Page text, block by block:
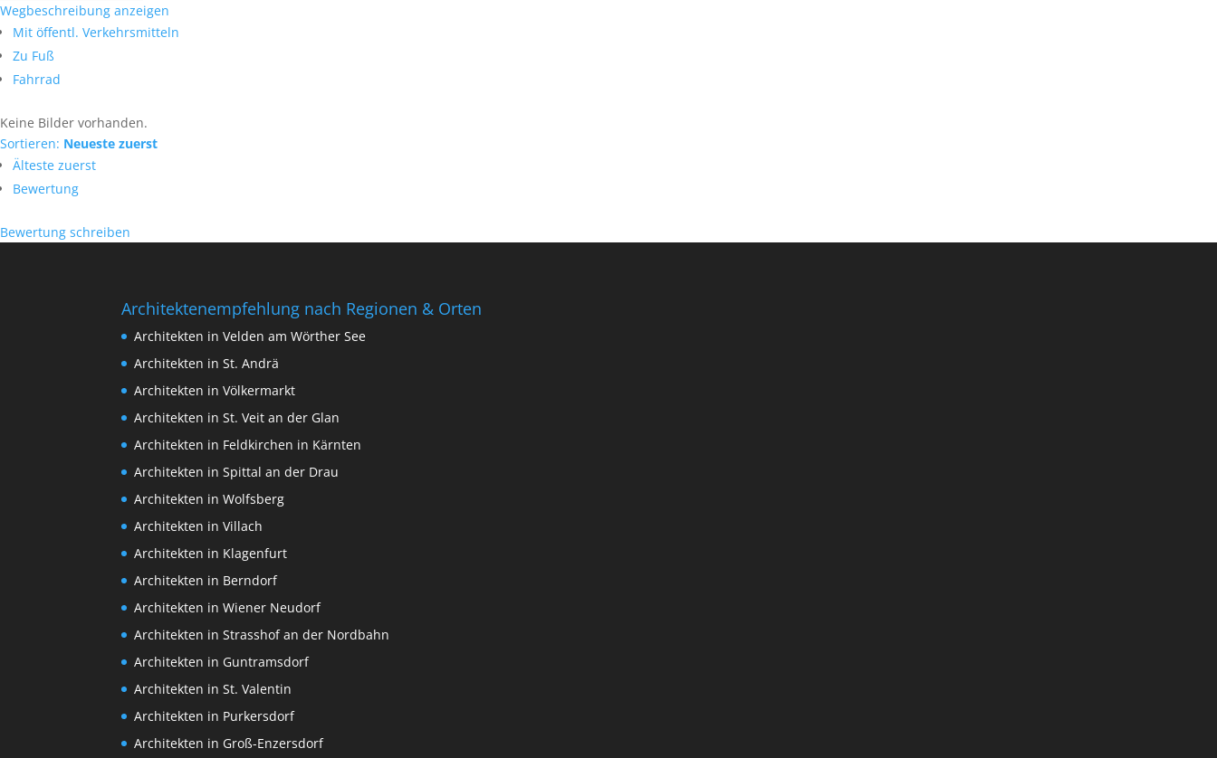
Wegbeschreibung anzeigen
Mit öffentl. Verkehrsmitteln
Zu Fuß
Fahrrad
Keine Bilder vorhanden.
Sortieren: Neueste zuerst
Älteste zuerst
Bewertung
Bewertung schreiben
Architektenempfehlung nach Regionen & Orten
Architekten in Velden am Wörther See
Architekten in St. Andrä
Architekten in Völkermarkt
Architekten in St. Veit an der Glan
Architekten in Feldkirchen in Kärnten
Architekten in Spittal an der Drau
Architekten in Wolfsberg
Architekten in Villach
Architekten in Klagenfurt
Architekten in Berndorf
Architekten in Wiener Neudorf
Architekten in Strasshof an der Nordbahn
Architekten in Guntramsdorf
Architekten in St. Valentin
Architekten in Purkersdorf
Architekten in Groß-Enzersdorf